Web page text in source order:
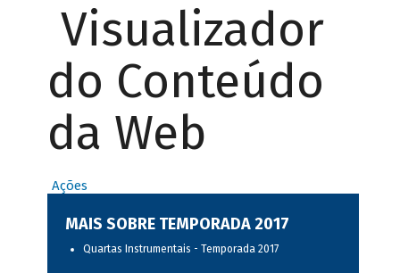
Visualizador
do Conteúdo
da Web
Ações
MAIS SOBRE TEMPORADA 2017
Quartas Instrumentais - Temporada 2017